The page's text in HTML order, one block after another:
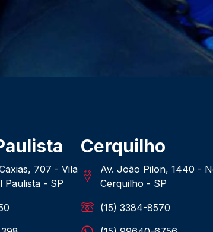
707 - Vila
Paulista - SP
Cerquilho
Av. João Pilon, 1440 -
Cerquilho - SP
(15) 3384-8570